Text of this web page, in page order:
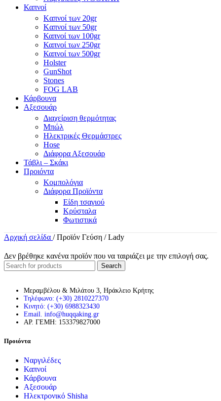
Καπνοί
Kαπνοί των 20gr
Kαπνοί των 50gr
Καπνοί των 100gr
Καπνοί των 250gr
Καπνοί των 500gr
Holster
GunShot
Stones
FOG LAB
Κάρβουνα
Αξεσουάρ
Διαχείριση θερμότητας
Μπώλ
Ηλεκτρικές Θερμάστρες
Hose
Διάφορα Αξεσουάρ
Τάβλι – Σκάκι
Προιόντα
Κομπολόγια
Διάφορα Προϊόντα
Είδη τσαγιού
Κρύσταλα
Φωτιστικά
Αρχική σελίδα / Προϊόν Γεύση / Lady
Δεν βρέθηκε κανένα προϊόν που να ταιριάζει με την επιλογή σας.
Search
Μεραμβέλου & Μιλάτου 3, Ηράκλειο Κρήτης
Τηλέφωνο: (+30) 2810227370
Κινητό: (+30) 6988323430
Email. info@huqqaking.gr
ΑΡ. ΓΕΜΗ: 153379827000
Προιόντα
Ναργιλέδες
Καπνοί
Κάρβουνα
Αξεσουάρ
Ηλεκτρονικό Shisha